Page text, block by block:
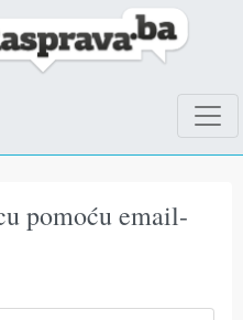
pomoću email-